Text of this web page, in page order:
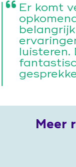
Er komt
luisteren.
Meer